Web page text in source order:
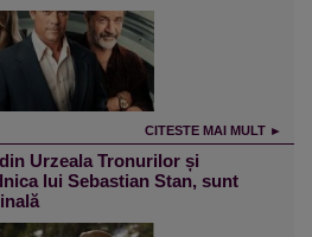
CITESTE MAI MULT ►
Urzeala Tronurilor și
lui Sebastian Stan, sunt